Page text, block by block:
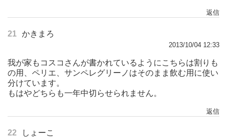
返信
21 かきまろ
2013/10/04 12:33
我が家もコスコさんが書かれているようにこちらは割りも
の用、ペリエ、サンペレグリーノはそのまま飲む用に使い
分けています。
もはやどちらも一年中切らせられません。
返信
22 しょーこ